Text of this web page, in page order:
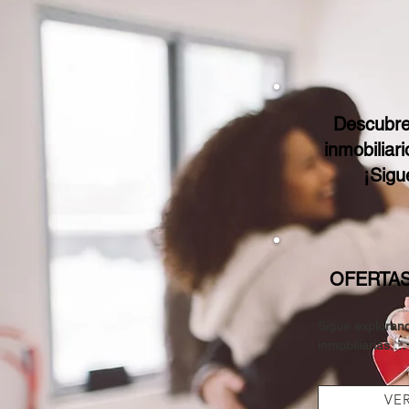
Sigue
inmobiliarias.
Tenemos una
podrían